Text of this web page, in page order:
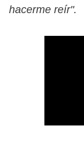
hacerme reír".